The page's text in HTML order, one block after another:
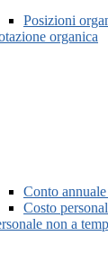
Posizioni
organica
Conto
Costo
non a